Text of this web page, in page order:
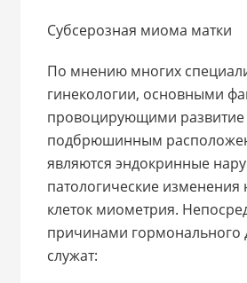
Субсерозная миома матки
По мнению многих
гинекологии, основными
провоцирующими
подбрюшинным
являются эндокринные
патологические изменения
клеток миометрия.
причинами гормонального
служат: